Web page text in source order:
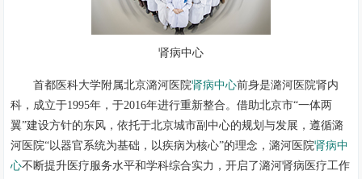
肾病中心
首都医科大学附属北京潞河医院肾病中心前身是潞河医院肾内
科，成立于1995年，于2016年进行重新整合。借助北京市“一体两
翼”建设方针的东风，依托于北京城市副中心的规划与发展，遵循潞
河医院“以器官系统为基础，以疾病为核心”的理念，潞河医院肾病中
心不断提升医疗服务水平和学科综合实力，开启了潞河肾病医疗工作